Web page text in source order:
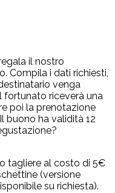
il nostro
Compila i dati richiesti,
venga
fortunato riceverà una
poi la prenotazione
buono ha validità 12
tagliere al costo di 5€
(versione
su richiesta).